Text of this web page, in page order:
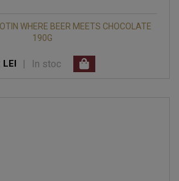
WHERE BEER MEETS CHOCOLATE
190G
| In stoc